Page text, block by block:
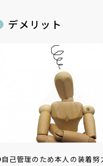
デメリット
己管理のため本人の装着努